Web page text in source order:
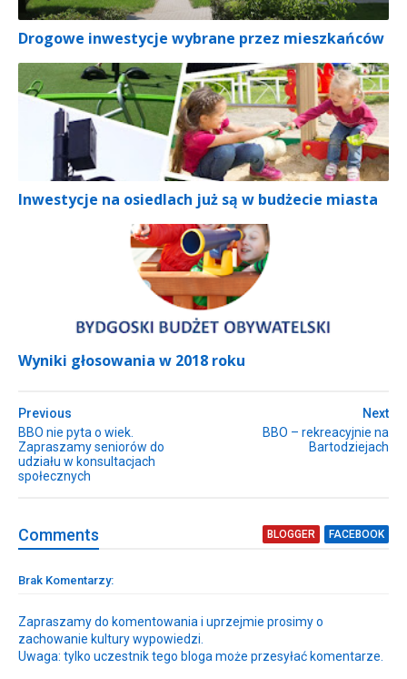
Drogowe inwestycje wybrane przez mieszkańców
Inwestycje na osiedlach już są w budżecie miasta
Wyniki głosowania w 2018 roku
Next
BBO – rekreacyjnie na
Bartodziejach
Previous
BBO nie pyta o wiek.
Zapraszamy seniorów do
udziału w konsultacjach
społecznych
Comments BLOGGER FACEBOOK
Brak Komentarzy:
Zapraszamy do komentowania i uprzejmie prosimy o
zachowanie kultury wypowiedzi.
Uwaga: tylko uczestnik tego bloga może przesyłać komentarze.